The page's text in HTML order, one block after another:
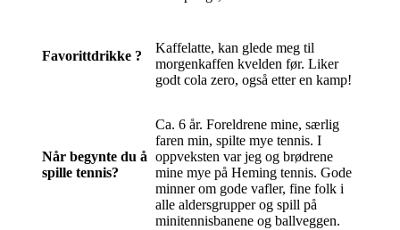
Favorittdrikke ?
Kaffelatte, kan glede meg til
morgenkaffen kvelden før. Liker
godt cola zero, også etter en kamp!
Når begynte du å
spille tennis?
Ca. 6 år. Foreldrene mine, særlig
faren min, spilte mye tennis. I
oppveksten var jeg og brødrene
mine mye på Heming tennis. Gode
minner om gode vafler, fine folk i
alle aldersgrupper og spill på
minitennisbanene og ballveggen.